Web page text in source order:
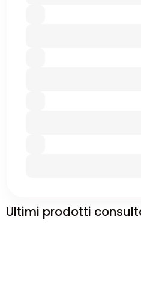
Ultimi prodotti